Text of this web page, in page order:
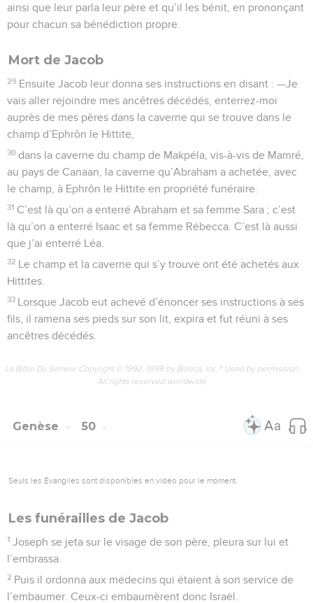
ainsi que leur parla leur père et qu’il les bénit, en prononçant
pour chacun sa bénédiction propre.
Mort de Jacob
29 Ensuite Jacob leur donna ses instructions en disant : —Je
vais aller rejoindre mes ancêtres décédés, enterrez-moi
auprès de mes pères dans la caverne qui se trouve dans le
champ d’Ephrôn le Hittite,
30 dans la caverne du champ de Makpéla, vis-à-vis de Mamré,
au pays de Canaan, la caverne qu’Abraham a achetée, avec
le champ, à Ephrôn le Hittite en propriété funéraire.
31 C’est là qu’on a enterré Abraham et sa femme Sara ; c’est
là qu’on a enterré Isaac et sa femme Rébecca. C’est là aussi
que j’ai enterré Léa.
32 Le champ et la caverne qui s’y trouve ont été achetés aux
Hittites.
33 Lorsque Jacob eut achevé d’énoncer ses instructions à ses
fils, il ramena ses pieds sur son lit, expira et fut réuni à ses
ancêtres décédés.
La Bible Du Semeur Copyright © 1992, 1999 by Biblica, Inc.® Used by permission.
All rights reserved worldwide.
Genèse 50
Seuls les Évangiles sont disponibles en vidéo pour le moment.
Les funérailles de Jacob
1 Joseph se jeta sur le visage de son père, pleura sur lui et
l’embrassa.
2 Puis il ordonna aux médecins qui étaient à son service de
l’embaumer. Ceux-ci embaumèrent donc Israël.